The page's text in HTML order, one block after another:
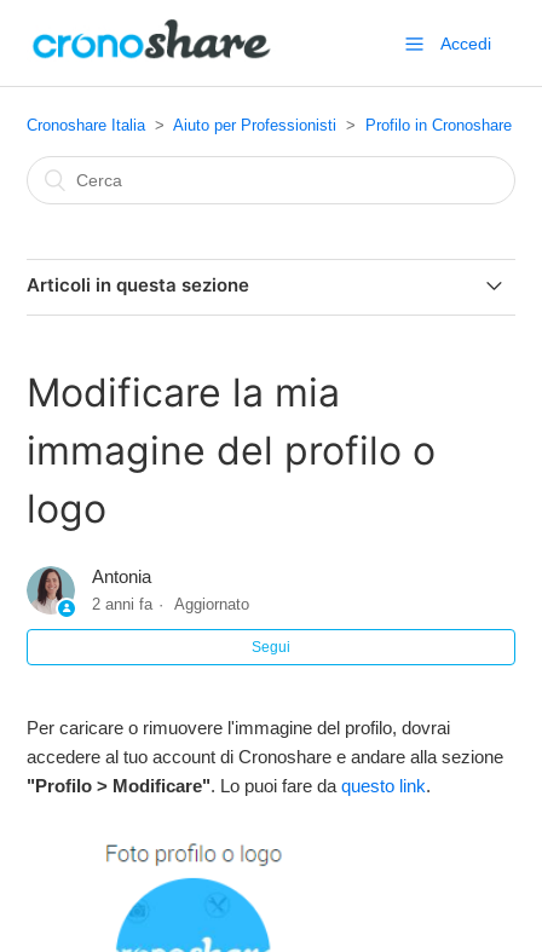
Accedi
Cronoshare Italia Aiuto per Professionisti Profilo in Cronoshare
Articoli in questa sezione
Obiettivi nel profilo pubblico
Accreditazioni e licenze per professionisti
Aggiungere immagini dei lavori realizzati
Modificare la localizzazione (città, codice postale e area di
lavoro)
Modificare Abilità - Servizi
Quali sono i Timbri di Fiducia per professionisti?
Vantaggi nell'avere un profilo completo su Cronoshare
Modificare la mia
immagine del profilo o
logo
Antonia
2 anni fa Aggiornato
Segui
Per caricare o rimuovere l'immagine del profilo, dovrai
accedere al tuo account di Cronoshare e andare alla sezione
"Profilo > Modificare". Lo puoi fare daquesto link.